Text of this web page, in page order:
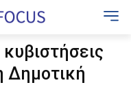
Δημοτική